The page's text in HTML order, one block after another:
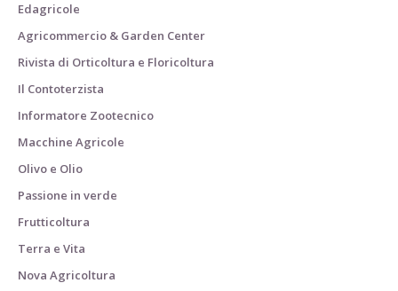
Edagricole
Agricommercio & Garden Center
Rivista di Orticoltura e Floricoltura
Il Contoterzista
Informatore Zootecnico
Macchine Agricole
Olivo e Olio
Passione in verde
Frutticoltura
Terra e Vita
Nova Agricoltura